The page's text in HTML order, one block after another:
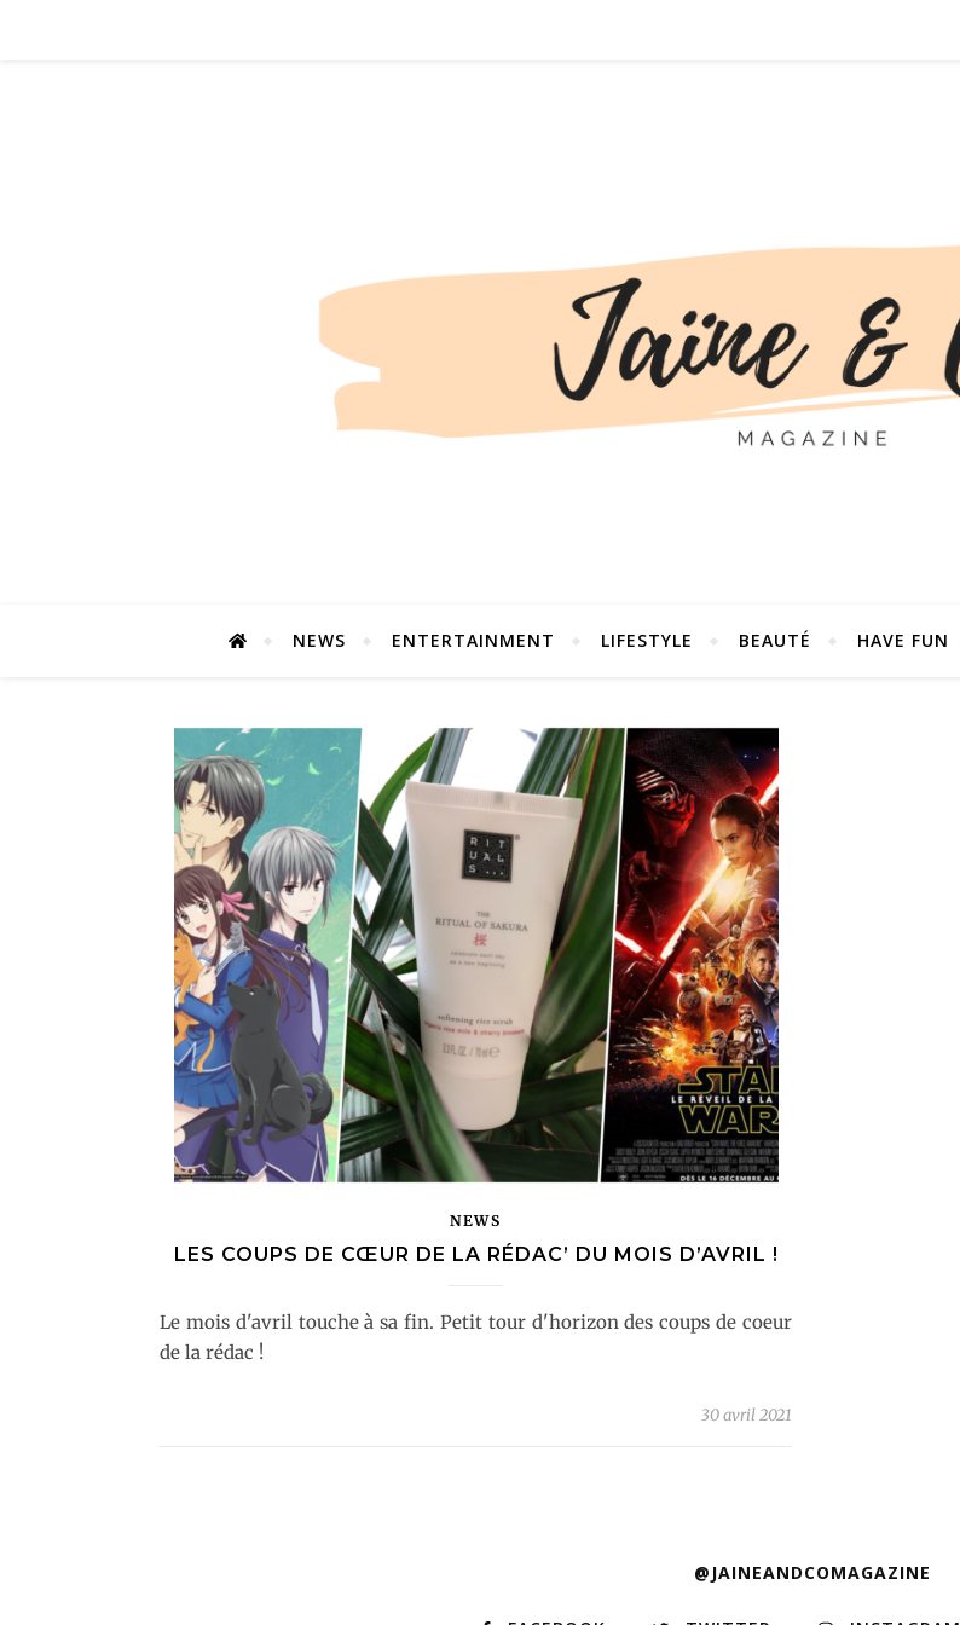
Be bold. Be brave. Be You.
NEWS ENTERTAINMENT LIFESTYLE BEAUTÉ HAVE FUN
NEWS
LES COUPS DE CŒUR DE LA RÉDAC’ DU MOIS D’AVRIL !
Le mois d'avril touche à sa fin. Petit tour d'horizon des coups de coeur
de la rédac !
30 avril 2021
@JAINEANDCOMAGAZINE